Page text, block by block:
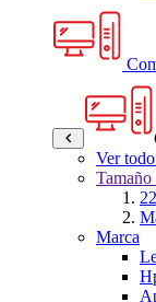
Ver
Tamaño
Marca